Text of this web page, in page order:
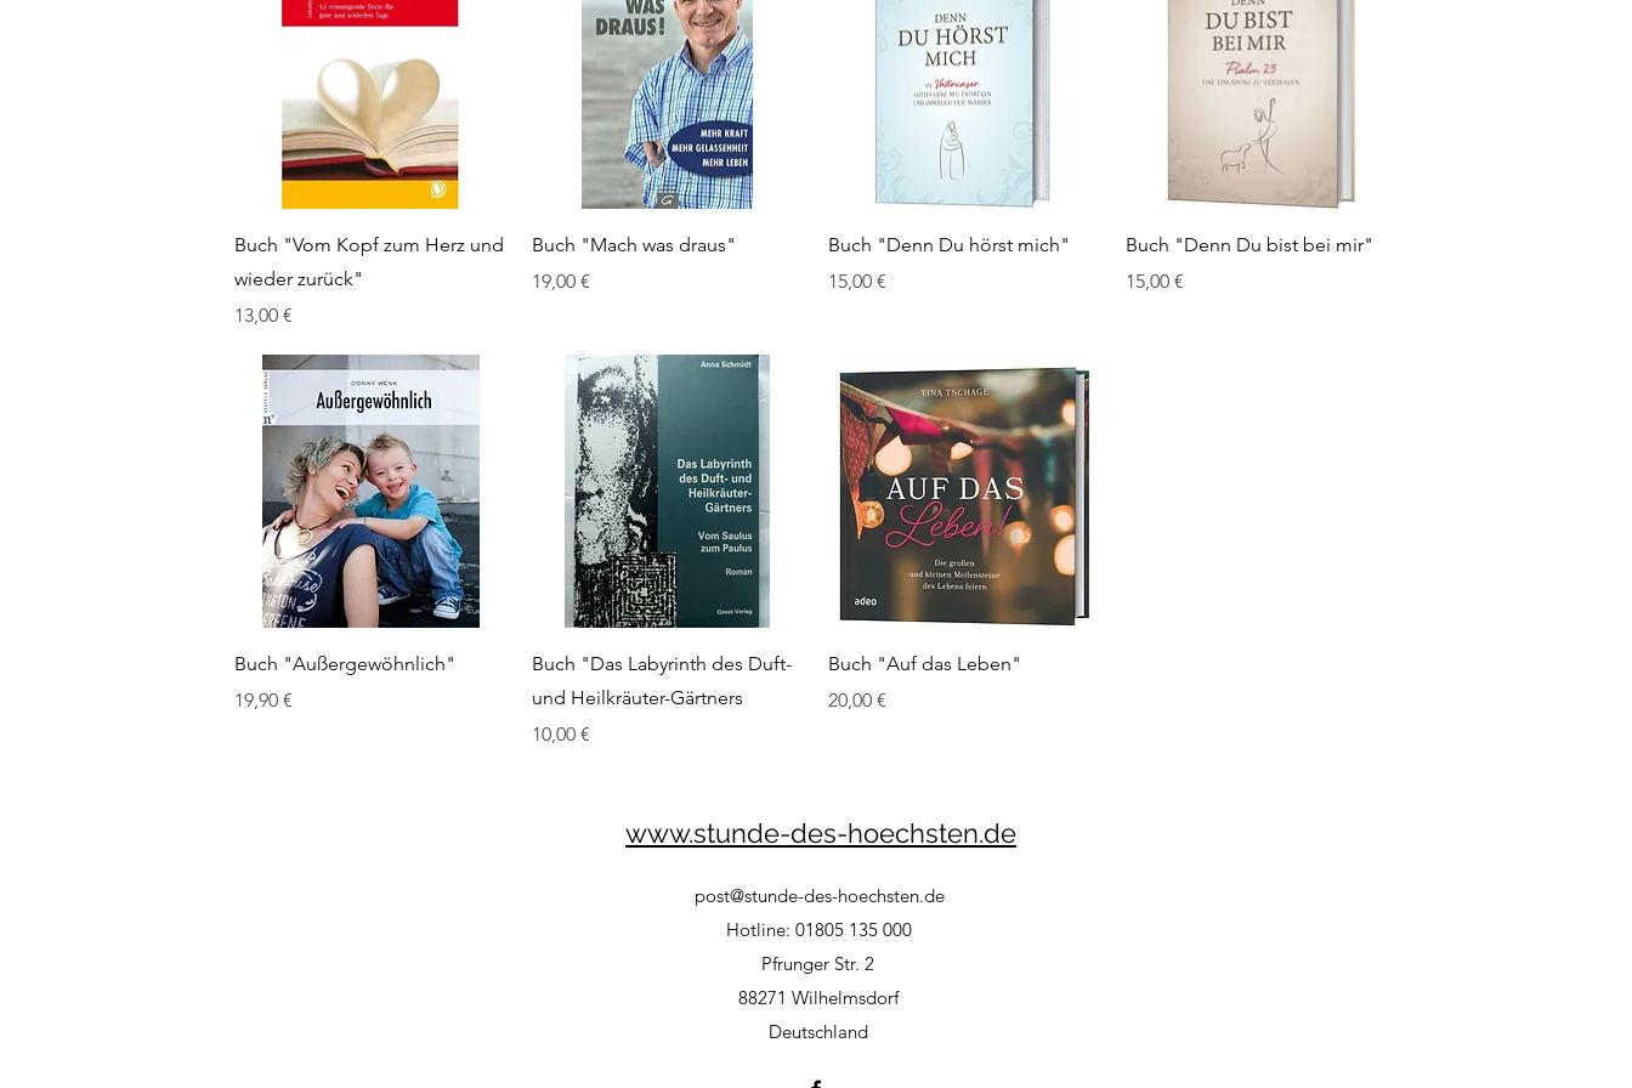
Schnellansicht
Buch "Vom Kopf zum Herz und
wieder zurück"
Preis
13,00 €
Schnellansicht
Buch "Mach was draus"
Preis
19,00 €
Schnellansicht
Buch "Denn Du hörst mich"
Preis
15,00 €
Schnellansicht
Buch "Denn Du bist bei mir"
Preis
15,00 €
Schnellansicht
Buch "Außergewöhnlich"
Preis
19,90 €
Schnellansicht
Buch "Das Labyrinth des Duft-
und Heilkräuter-Gärtners
Preis
10,00 €
Schnellansicht
Buch "Auf das Leben"
Preis
20,00 €
www.stunde-des-hoechsten.de
Hotline: 01805 135 000
post@stunde-des-hoechsten.de
Pfrunger Str. 2
88271 Wilhelmsdorf
Deutschland